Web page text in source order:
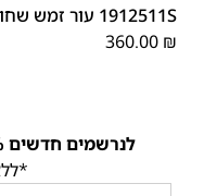
1912511S עור זמש שחור
360.00 ₪
לנרשמים חדשים 10% הנחה לקנייה הראשונה!